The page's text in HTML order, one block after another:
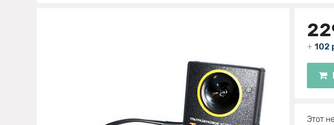
+ 102
Этот